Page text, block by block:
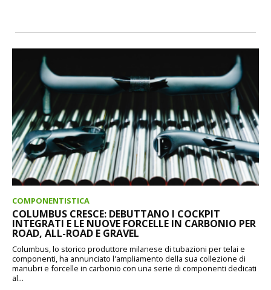
COMPONENTISTICA
COLUMBUS CRESCE: DEBUTTANO I COCKPIT
INTEGRATI E LE NUOVE FORCELLE IN CARBONIO PER
ROAD, ALL-ROAD E GRAVEL
Columbus, lo storico produttore milanese di tubazioni per telai e
componenti, ha annunciato l'ampliamento della sua collezione di
manubri e forcelle in carbonio con una serie di componenti dedicati
al...